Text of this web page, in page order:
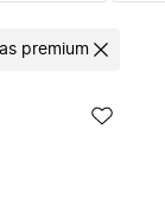
premium